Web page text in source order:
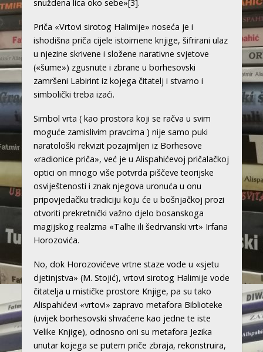
snuždena lica oko sebe»[3].
Priča «Vrtovi sirotog Halimije» noseća je i
ishodišna priča cijele istoimene knjige, šifrirani ulaz
u njezine skrivene i složene narativne svjetove
(«šume») zgusnute i zbrane u borhesovski
zamršeni Labirint iz kojega čitatelj i stvarno i
simbolički treba izaći.
Simbol vrta ( kao prostora koji se račva u svim
moguće zamislivim pravcima ) nije samo puki
naratološki rekvizit pozajmljen iz Borhesove
«radionice priča», već je u Alispahićevoj pričalačkoj
optici on mnogo više potvrda piščeve teorijske
osviještenosti i znak njegova uronuća u onu
pripovjedačku tradiciju koju će u bošnjačkoj prozi
otvoriti prekretnički važno djelo bosanskoga
magijskog realzma «Talhe ili šedrvanski vrt» Irfana
Horozovića.
No, dok Horozovićeve vrtne staze vode u «sjetu
djetinjstva» (M. Stojić), vrtovi sirotog Halimije vode
čitatelja u mističke prostore Knjige, pa su tako
Alispahićevi «vrtovi» zapravo metafora Biblioteke
(uvijek borhesovski shvaćene kao jedne te iste
Velike Knjige), odnosno oni su metafora Jezika
unutar kojega se putem priče zbraja, rekonstruira,